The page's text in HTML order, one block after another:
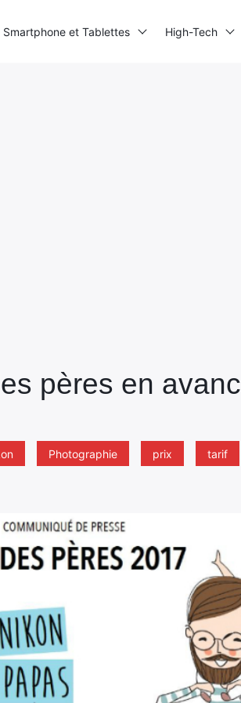
pères en
Photographie prix tarif
Smartphone et Tablettes High-Tech